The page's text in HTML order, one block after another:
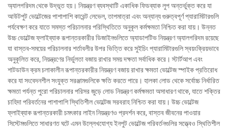
অ্যালগরিদম থেকে উদ্ভূত হয়। নিয়ন্ত্রণ ব্যবস্থাটি একাধিক ফিডব্যাক লুপ অন্তর্ভুক্ত করে যা
আউটপুট ভোল্টেজের পাশাপাশি কারেন্ট লেভেল, তাপমাত্রা এবং অন্যান্য গুরুত্বপূর্ণ প্যারামিটারগুলি
পর্যবেক্ষণ করে যাতে সমস্ত পরিচালনার পরিস্থিতিতে অনুকূল কর্মক্ষমতা নিশ্চিত করা যায়। উন্নত
উচ্চ ভোল্টেজ ফ্লাইব্যাক রূপান্তরকারীর ডিজাইনগুলিতে অ্যাডাপটিভ নিয়ন্ত্রণ অ্যালগরিদম রয়েছে
যা বাস্তব-সময়ের পরিচালনার শর্তাবলীর উপর ভিত্তি করে সুইচিং প্যারামিটারগুলি স্বয়ংক্রিয়ভাবে
অনুকূলিত করে, নিয়ন্ত্রণের নির্ভুলতা বজায় রাখার সময় দক্ষতা সর্বাধিক করে। স্টার্টআপ এবং
শাটডাউন ক্রম চলাকালীন রূপান্তরকারীর নিয়ন্ত্রণ বজায় রাখার ক্ষমতা ভোল্টেজ স্পাইক প্রতিরোধ
করে যা সংবেদনশীল সংযুক্ত সরঞ্জামগুলিকে ক্ষতি করতে পারে। হালকা লোড থেকে সর্বোচ্চ নির্ধারিত
ক্ষমতা পর্যন্ত পুরো পরিচালনার পরিসর জুড়ে লোড নিয়ন্ত্রণ কর্মক্ষমতা অসাধারণ থাকে, যাতে শক্তির
চাহিদা পরিবর্তনের পাশাপাশি স্থিতিশীল ভোল্টেজ সরবরাহ নিশ্চিত করা যায়। উচ্চ ভোল্টেজ
ফ্লাইব্যাক রূপান্তরকারী চমৎকার লাইন নিয়ন্ত্রণও প্রদর্শন করে, বাস্তব জীবনের পাওয়ার
সিস্টেমগুলিতে সাধারণত ঘটে এমন উল্লেখযোগ্য ইনপুট ভোল্টেজ পরিবর্তনগুলির সত্ত্বেও স্থিতিশীল